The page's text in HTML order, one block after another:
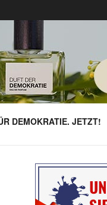
DEMOKRATIE. JETZT!